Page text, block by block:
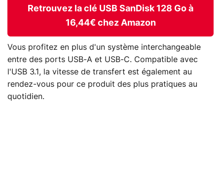
Retrouvez la clé USB SanDisk 128 Go à
16,44€ chez Amazon
Vous profitez en plus d'un système interchangeable
entre des ports USB-A et USB-C. Compatible avec
l'USB 3.1, la vitesse de transfert est également au
rendez-vous pour ce produit des plus pratiques au
quotidien.